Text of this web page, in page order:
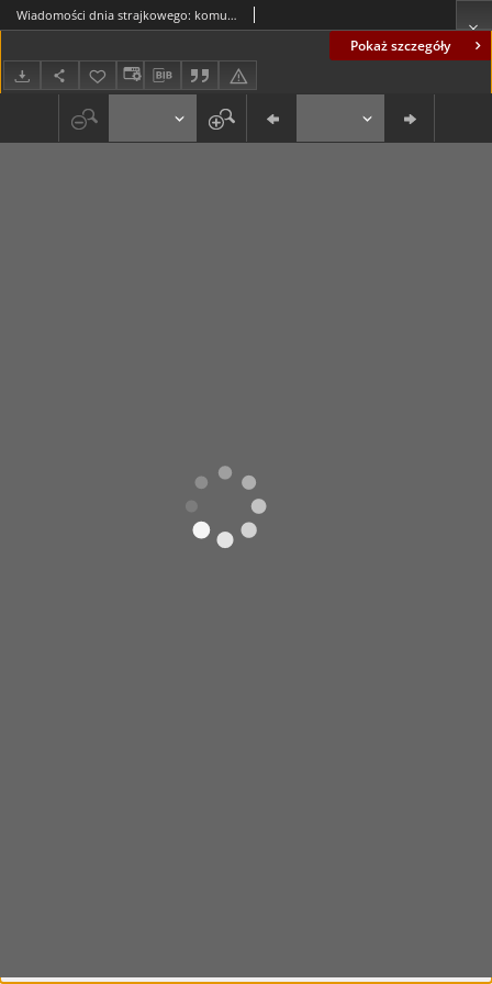
Pokaż szczegóły
Wiadomości dnia strajkowego: komunikat nr 13 (25.11.81 r.)